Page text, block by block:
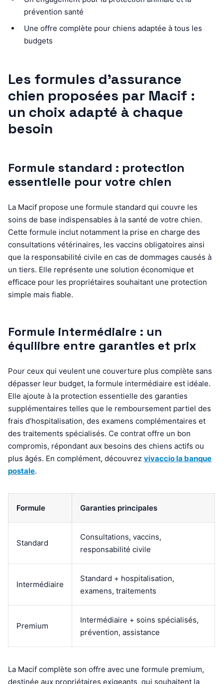
prévention santé
Une offre complète pour chiens adaptée à tous les
budgets
Les formules d’assurance
chien proposées par Macif :
un choix adapté à chaque
besoin
Formule standard : protection
essentielle pour votre chien
La Macif propose une formule standard qui couvre les
soins de base indispensables à la santé de votre chien.
Cette formule inclut notamment la prise en charge des
consultations vétérinaires, les vaccins obligatoires ainsi
que la responsabilité civile en cas de dommages causés à
un tiers. Elle représente une solution économique et
efficace pour les propriétaires souhaitant une protection
simple mais fiable.
Formule intermédiaire : un
équilibre entre garanties et prix
Pour ceux qui veulent une couverture plus complète sans
dépasser leur budget, la formule intermédiaire est idéale.
Elle ajoute à la protection essentielle des garanties
supplémentaires telles que le remboursement partiel des
frais d’hospitalisation, des examens complémentaires et
des traitements spécialisés. Ce contrat offre un bon
compromis, répondant aux besoins des chiens actifs ou
plus âgés. En complément, découvrez vivaccio la banque
postale.
Formule Garanties principales
Standard
Consultations, vaccins,
responsabilité civile
Intermédiaire
Standard + hospitalisation,
examens, traitements
Premium
Intermédiaire + soins spécialisés,
prévention, assistance
La Macif complète son offre avec une formule premium,
destinée aux propriétaires exigeants, qui souhaitent la